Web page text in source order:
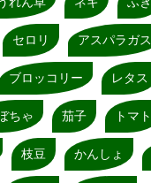
セロリ アスパラガス
ブロッコリー レタス
ちゃ 茄子 トマト
枝豆 かんしょ